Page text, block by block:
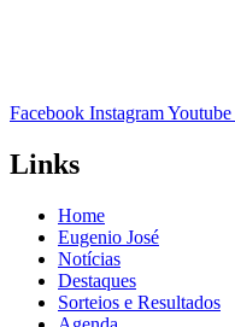
Facebook InstagramYoutube
Links
Home
Eugenio José
Notícias
Destaques
Sorteios e Resultados